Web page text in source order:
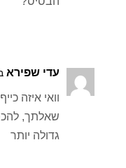
עדי שפירא ב24
וואי איזה
שאלתך,
גדולה יותר